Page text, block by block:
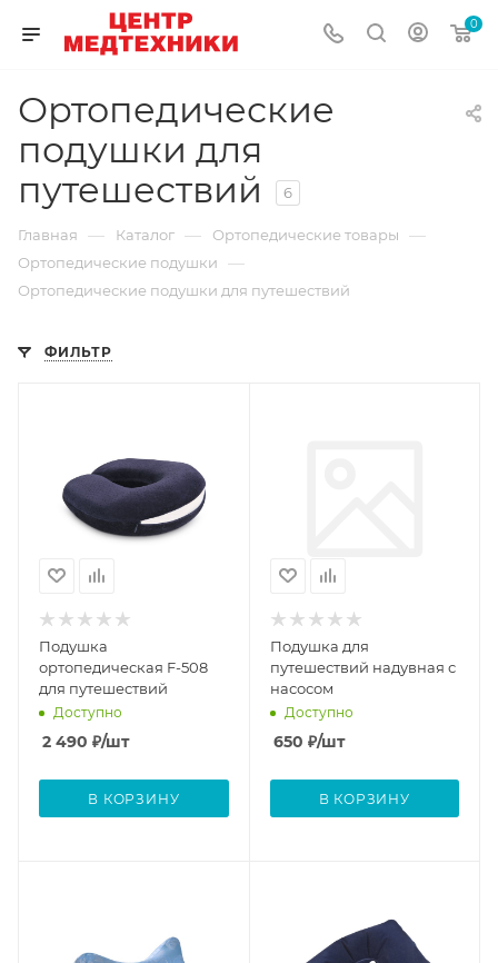
0
Ортопедические
подушки для
путешествий
6
Главная — Каталог — Ортопедические товары —
Ортопедические подушки —
Ортопедические подушки для путешествий
ФИЛЬТР
Подушка
ортопедическая F-508
для путешествий
Доступно
2 490 ₽/шт
В КОРЗИНУ
Подушка для
путешествий надувная с
насосом
Доступно
650 ₽/шт
В КОРЗИНУ